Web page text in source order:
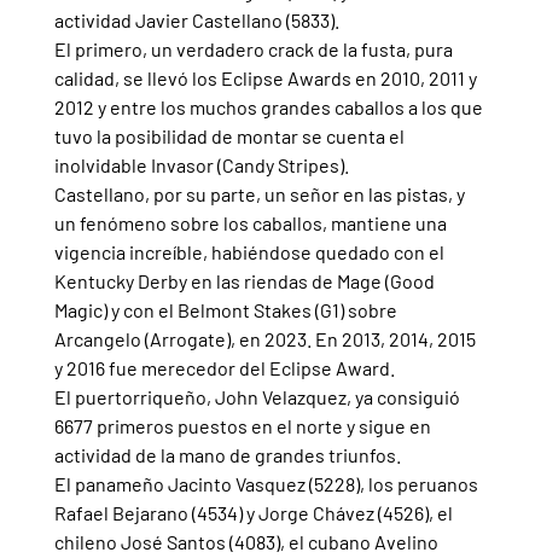
actividad Javier Castellano (5833).
El primero, un verdadero crack de la fusta, pura
calidad, se llevó los Eclipse Awards en 2010, 2011 y
2012 y entre los muchos grandes caballos a los que
tuvo la posibilidad de montar se cuenta el
inolvidable Invasor (Candy Stripes).
Castellano, por su parte, un señor en las pistas, y
un fenómeno sobre los caballos, mantiene una
vigencia increíble, habiéndose quedado con el
Kentucky Derby en las riendas de Mage (Good
Magic) y con el Belmont Stakes (G1) sobre
Arcangelo (Arrogate), en 2023. En 2013, 2014, 2015
y 2016 fue merecedor del Eclipse Award.
El puertorriqueño, John Velazquez, ya consiguió
6677 primeros puestos en el norte y sigue en
actividad de la mano de grandes triunfos.
El panameño Jacinto Vasquez (5228), los peruanos
Rafael Bejarano (4534) y Jorge Chávez (4526), el
chileno José Santos (4083), el cubano Avelino